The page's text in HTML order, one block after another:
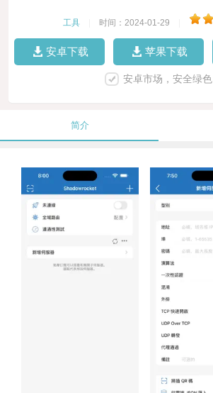
工具 时间：2024-01-29
安卓下载 苹果下载
安卓市场，安全绿色
简介